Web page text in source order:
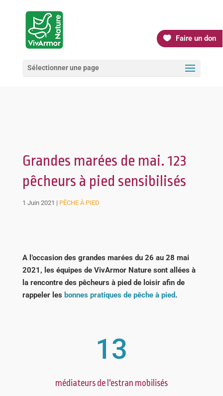
Faire un don
Sélectionner une page
Grandes marées de mai. 123
pêcheurs à pied sensibilisés
1 Juin 2021 | PÊCHE À PIED
A l’occasion des grandes marées du 26 au 28 mai
2021, les équipes de VivArmor Nature sont allées à
la rencontre des pêcheurs à pied de loisir afin de
rappeler les bonnes pratiques de pêche à pied.
13
médiateurs de l'estran mobilisés